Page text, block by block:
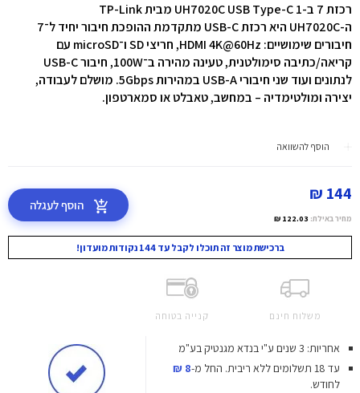
רכזת 7 ב-1 UH7020C USB Type-C מבית TP-Link
ה-UH7020C היא רכזת USB-C מתקדמת ההופכת חיבור יחיד ל־7
חיבורים שימושיים: HDMI 4K@60Hz, חריצי SD ו־microSD עם
קריאה/כתיבה סימולטנית, טעינה מהירה ב־100W, חיבור USB-C
לנתונים ועוד שני חיבורי USB-A במהירות 5Gbps. מושלם לעבודה,
יצירה ומולטימדיה – במחשב, טאבלט או סמארטפון.
הוסף להשוואה
144 ₪
מחיר באילת: 122.03 ₪
הוסף לעגלה
ברכישת מוצר זה תוכלו לקבל עד 144 נקודות מועדון!
משלוח חינם קנייה בטוחה
אחריות: 3 שנים ע"י בנדא מגנטיק בע"מ
עד 18 תשלומים ללא ריבית.
החל מ-8 ₪
לחודש.